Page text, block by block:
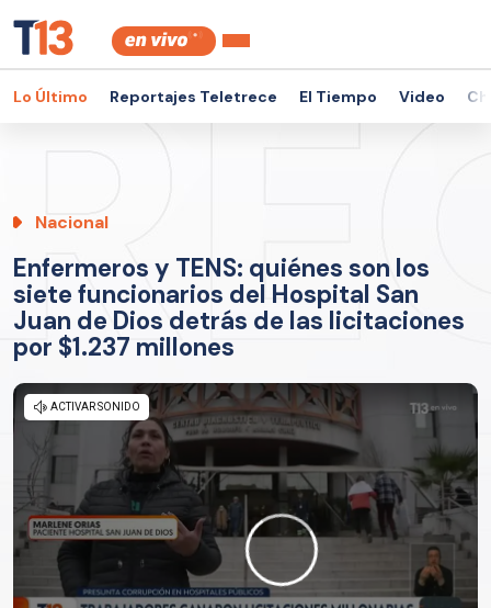
Lo Último Reportajes Teletrece El Tiempo Video
Nacional
Enfermeros y TENS: quiénes son los
siete funcionarios del Hospital San
Juan de Dios detrás de las licitaciones
por $1.237 millones